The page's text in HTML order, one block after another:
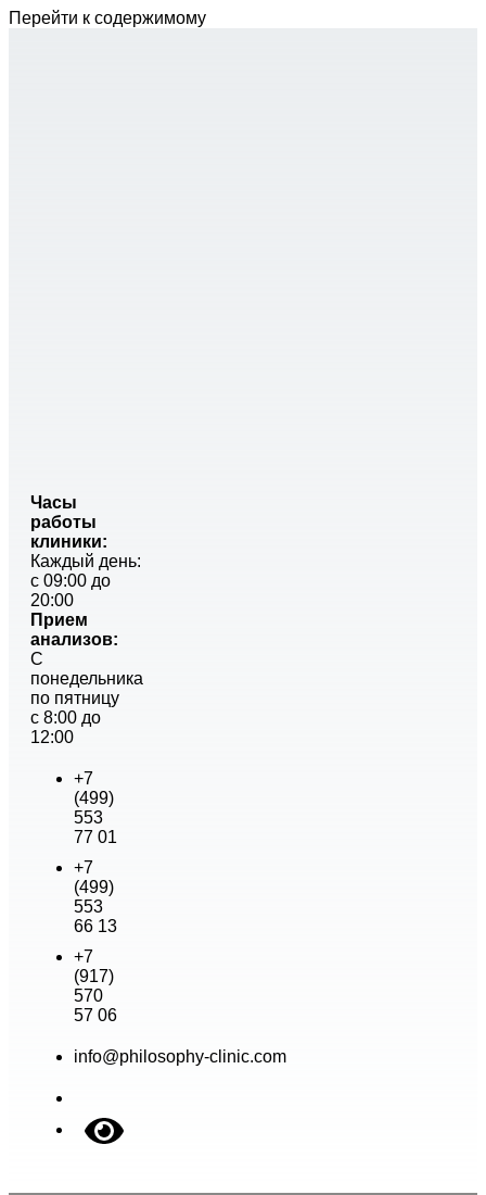
Перейти к содержимому
Часы
работы
клиники:
Каждый день:
с 09:00 до
20:00
Прием
анализов:
С
понедельника
по пятницу
с 8:00 до
12:00
+7
(499)
553
77 01
+7
(499)
553
66 13
+7
(917)
570
57 06
info@philosophy-clinic.com